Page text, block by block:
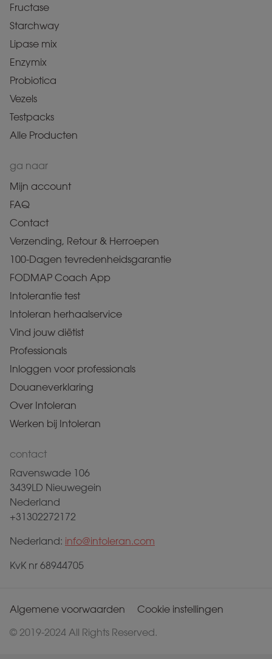
Fructase
Starchway
Lipase mix
Enzymix
Probiotica
Vezels
Testpacks
Alle Producten
ga naar
Mijn account
FAQ
Contact
Verzending, Retour & Herroepen
100-Dagen tevredenheidsgarantie
FODMAP Coach App
Intolerantie test
Intoleran herhaalservice
Vind jouw diëtist
Professionals
Inloggen voor professionals
Douaneverklaring
Over Intoleran
Werken bij Intoleran
contact
Ravenswade 106
3439LD Nieuwegein
Nederland
+31302272172
Nederland: info@intoleran.com
KvK nr 68944705
© 2019-2024 All Rights Reserved.
Algemene voorwaarden Cookie instellingen